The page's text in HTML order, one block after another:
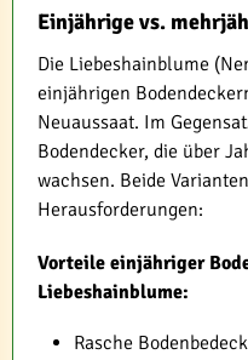
Einjährige vs.
Die Liebeshainblume
einjährigen
Neuaussaat. Im
Bodendecker, die über
wachsen. Beide
Herausforderungen:
Vorteile einjähriger
Liebeshainblume:
Rasche